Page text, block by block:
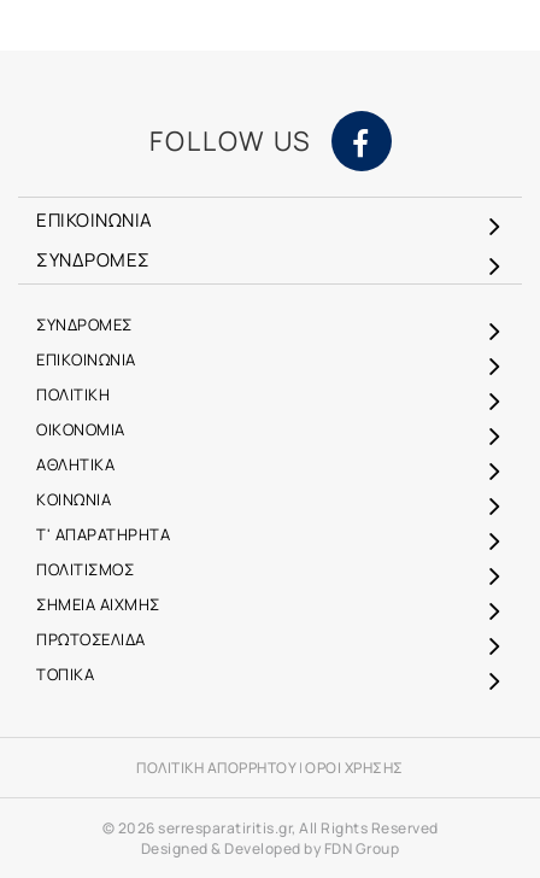
FOLLOW US
ΕΠΙΚΟΙΝΩΝΙΑ
ΣΥΝΔΡΟΜΕΣ
ΣΥΝΔΡΟΜΕΣ
ΕΠΙΚΟΙΝΩΝΙΑ
ΠΟΛΙΤΙΚΗ
ΟΙΚΟΝΟΜΙΑ
ΑΘΛΗΤΙΚΑ
ΚΟΙΝΩΝΙΑ
Τ' ΑΠΑΡΑΤΗΡΗΤΑ
ΠΟΛΙΤΙΣΜΟΣ
ΣΗΜΕΙΑ ΑΙΧΜΗΣ
ΠΡΩΤΟΣΕΛΙΔΑ
ΤΟΠΙΚΑ
ΠΟΛΙΤΙΚΗ ΑΠΟΡΡΗΤΟΥ|ΟΡΟΙ ΧΡΗΣΗΣ
© 2026 serresparatiritis.gr, All Rights Reserved
Designed & Developed by FDN Group